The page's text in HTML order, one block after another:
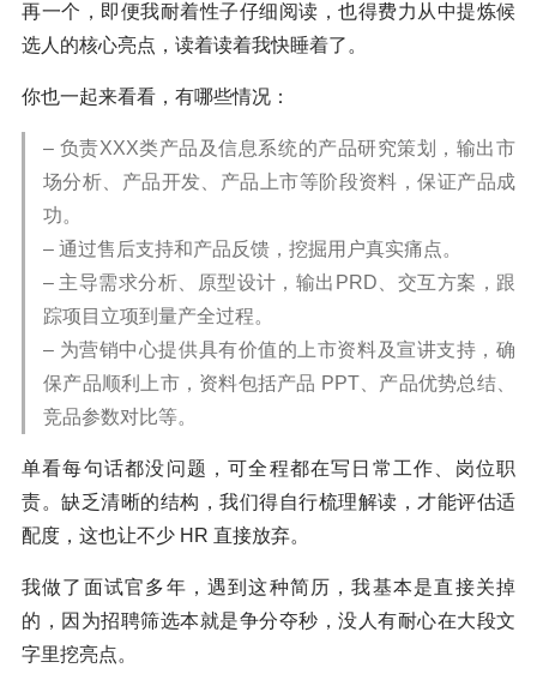
再一个，即便我耐着性子仔细阅读，也得费力从中提炼候
选人的核心亮点，读着读着我快睡着了。
你也一起来看看，有哪些情况：
– 负责XXX类产品及信息系统的产品研究策划，输出市
场分析、产品开发、产品上市等阶段资料，保证产品成
功。
– 通过售后支持和产品反馈，挖掘用户真实痛点。
– 主导需求分析、原型设计，输出PRD、交互方案，跟
踪项目立项到量产全过程。
– 为营销中心提供具有价值的上市资料及宣讲支持，确
保产品顺利上市，资料包括产品 PPT、产品优势总结、
竞品参数对比等。
单看每句话都没问题，可全程都在写日常工作、岗位职
责。缺乏清晰的结构，我们得自行梳理解读，才能评估适
配度，这也让不少 HR 直接放弃。
我做了面试官多年，遇到这种简历，我基本是直接关掉
的，因为招聘筛选本就是争分夺秒，没人有耐心在大段文
字里挖亮点。